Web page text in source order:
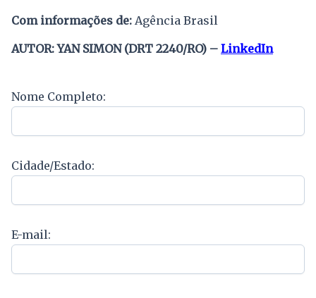
Com informações de: Agência Brasil
AUTOR: YAN SIMON (DRT 2240/RO) – LinkedIn
Nome Completo:
Cidade/Estado:
E-mail: